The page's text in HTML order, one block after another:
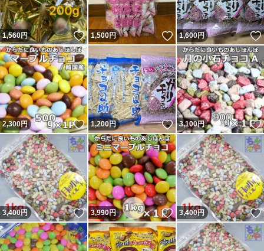
1,560円 いいね！
1,500円 いいね！
1,600円
2,300円 いいね！
1,200円 いいね！
3,100円
3,400円 いいね！
3,990円 いいね！
3,400円